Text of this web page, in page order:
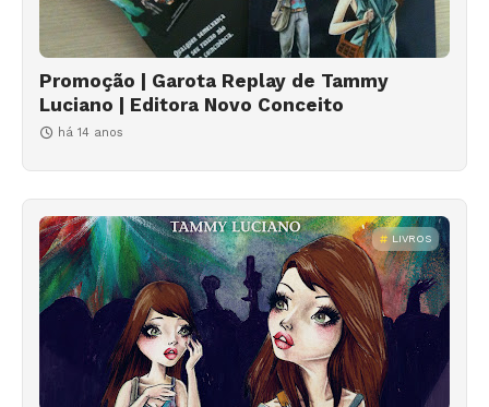
Promoção | Garota Replay de Tammy
Luciano | Editora Novo Conceito
há 14 anos
LIVROS